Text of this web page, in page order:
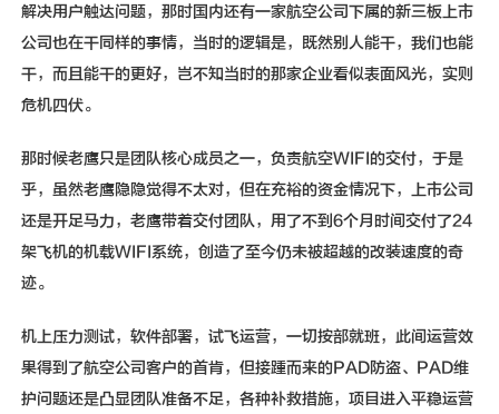
解决用户触达问题，那时国内还有一家航空公司下属的新三板上市
公司也在干同样的事情，当时的逻辑是，既然别人能干，我们也能
干，而且能干的更好，岂不知当时的那家企业看似表面风光，实则
危机四伏。
那时候老鹰只是团队核心成员之一，负责航空WIFI的交付，于是
乎，虽然老鹰隐隐觉得不太对，但在充裕的资金情况下，上市公司
还是开足马力，老鹰带着交付团队，用了不到6个月时间交付了24
架飞机的机载WIFI系统，创造了至今仍未被超越的改装速度的奇
迹。
机上压力测试，软件部署，试飞运营，一切按部就班，此间运营效
果得到了航空公司客户的首肯，但接踵而来的PAD防盗、PAD维
护问题还是凸显团队准备不足，各种补救措施，项目进入平稳运营